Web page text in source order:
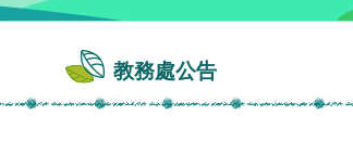
教務處公告